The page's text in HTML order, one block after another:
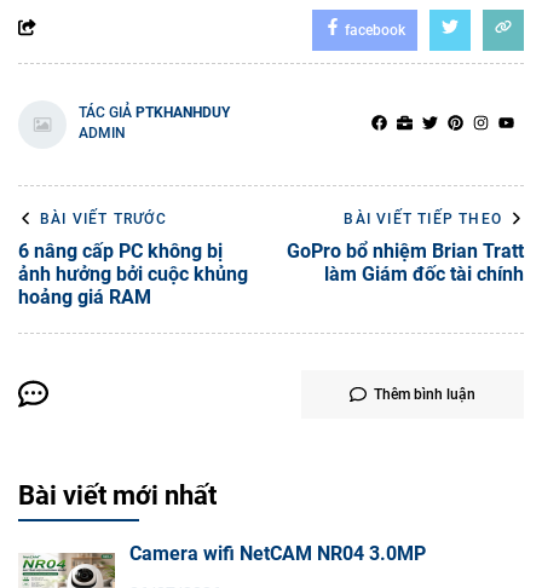
facebook
TÁC GIẢ PTKHANHDUY
ADMIN
BÀI VIẾT TRƯỚC
6 nâng cấp PC không bị
ảnh hưởng bởi cuộc khủng
hoảng giá RAM
BÀI VIẾT TIẾP THEO
GoPro bổ nhiệm Brian Tratt
làm Giám đốc tài chính
Thêm bình luận
Bài viết mới nhất
Camera wifi NetCAM NR04 3.0MP